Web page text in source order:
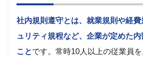
社内規則遵守とは、就業規則や経
ュリティ規程など、企業が定めた
ことです。常時10人以上の従業員